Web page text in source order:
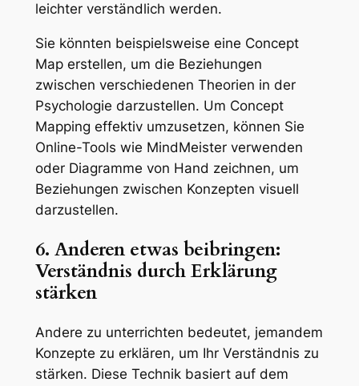
leichter verständlich werden.
Sie könnten beispielsweise eine Concept
Map erstellen, um die Beziehungen
zwischen verschiedenen Theorien in der
Psychologie darzustellen. Um Concept
Mapping effektiv umzusetzen, können Sie
Online-Tools wie MindMeister verwenden
oder Diagramme von Hand zeichnen, um
Beziehungen zwischen Konzepten visuell
darzustellen.
6. Anderen etwas beibringen:
Verständnis durch Erklärung
stärken
Andere zu unterrichten bedeutet, jemandem
Konzepte zu erklären, um Ihr Verständnis zu
stärken. Diese Technik basiert auf dem